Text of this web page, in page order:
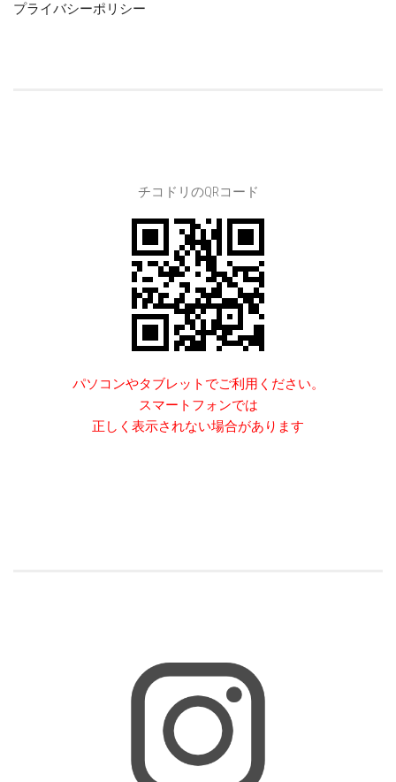
プライバシーポリシー
チコドリのQRコード
パソコンやタブレットでご利用ください。
スマートフォンでは
正しく表示されない場合があります